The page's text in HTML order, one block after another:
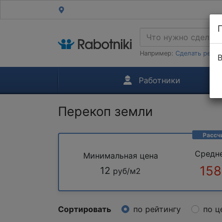
Например: Сделать
Работники
Перекоп земли
Минимальная цена
12 руб/м2
Сортировать по рейтингу по